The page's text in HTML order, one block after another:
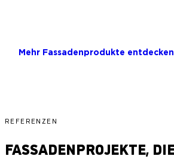
Mehr Fassadenprodukte entdecken
REFERENZEN
FASSADENPROJEKTE,